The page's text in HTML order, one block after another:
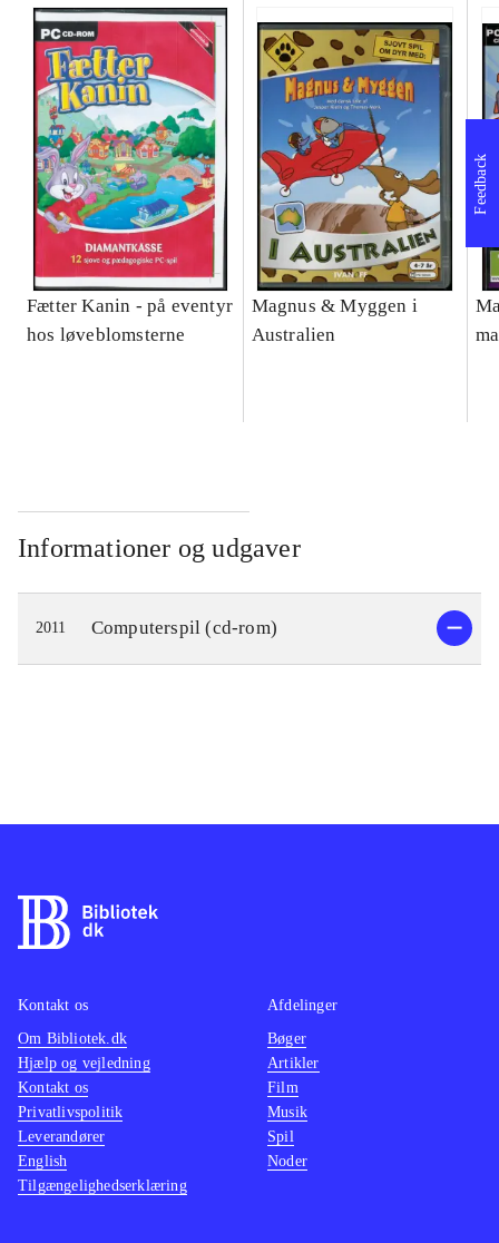
Fætter Kanin - på eventyr
hos løveblomsterne
Magnus & Myggen i
Australien
Informationer og udgaver
2011 Computerspil (cd-rom)
Feedback
Kontakt os
Om Bibliotek.dk
Hjælp og vejledning
Kontakt os
Privatlivspolitik
Leverandører
English
Tilgængelighedserklæring
Afdelinger
Bøger
Artikler
Film
Musik
Spil
Noder